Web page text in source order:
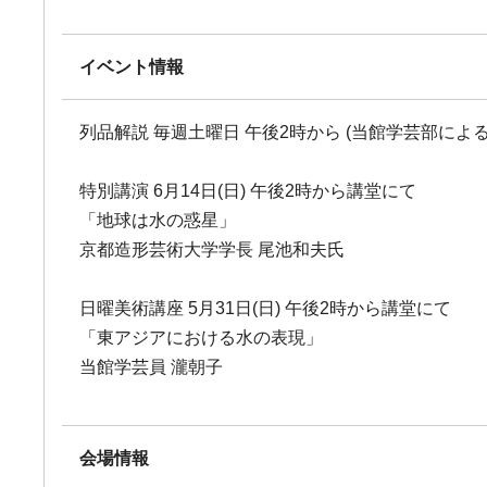
イベント情報
列品解説 毎週土曜日 午後2時から (当館学芸部によ
特別講演 6月14日(日) 午後2時から講堂にて
「地球は水の惑星」
京都造形芸術大学学長 尾池和夫氏
日曜美術講座 5月31日(日) 午後2時から講堂にて
「東アジアにおける水の表現」
当館学芸員 瀧朝子
会場情報